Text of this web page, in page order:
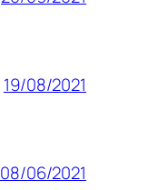
19/08/2021
08/06/2021